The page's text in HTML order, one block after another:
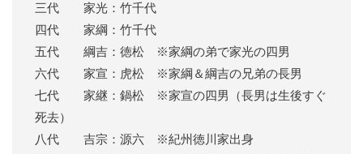
三代 家光：竹千代
四代 家綱：竹千代
五代 綱吉：徳松 ※家綱の弟で家光の四男
六代 家宣：虎松 ※家綱＆綱吉の兄弟の長男
七代 家継：鍋松 ※家宣の四男（長男は生後すぐ
死去）
八代 吉宗：源六 ※紀州徳川家出身